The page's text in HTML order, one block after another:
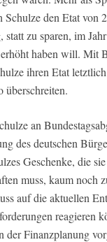
den Etat von
zu sparen, im
haben will. Mit
ihren Etat
an
des deutschen
Geschenke, die
muss, kaum noch
auf die aktuellen
reagieren
Finanzplanung